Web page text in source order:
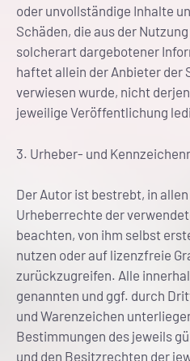
oder unvollständige Inhalte
Schäden, die aus der
solcherart dargebotener
haftet allein der Anbieter der
verwiesen wurde, nicht
jeweilige Veröffentlichung
3. Urheber- und
Der Autor ist bestrebt, in
Urheberrechte der
beachten, von ihm selbst
nutzen oder auf lizenzfreie
zurückzugreifen. Alle
genannten und ggf. durch
und Warenzeichen
Bestimmungen des jeweils
und den Besitzrechten der